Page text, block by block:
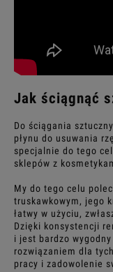
Jak ściągnąć
Do ściągania
płynu do usuwania
specjalnie do tego
sklepów z
My do tego celu
truskawkowym, jego
łatwy w użyciu,
Dzięki konsystencji
i jest bardzo
rozwiązaniem dla
pracy i zadowolenie